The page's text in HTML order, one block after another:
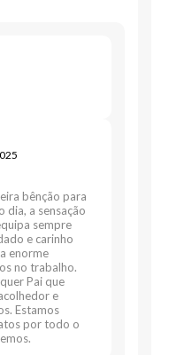
bênção para
dia, a sensação
sempre
e carinho
enorme
no trabalho.
Pai que
e
Estamos
por todo o